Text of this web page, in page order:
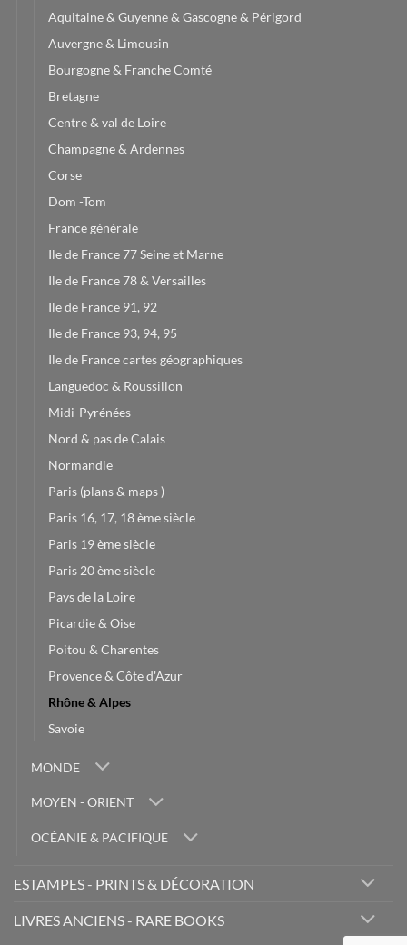
Aquitaine & Guyenne & Gascogne & Périgord
Auvergne & Limousin
Bourgogne & Franche Comté
Bretagne
Centre & val de Loire
Champagne & Ardennes
Corse
Dom -Tom
France générale
Ile de France 77 Seine et Marne
Ile de France 78 & Versailles
Ile de France 91, 92
Ile de France 93, 94, 95
Ile de France cartes géographiques
Languedoc & Roussillon
Midi-Pyrénées
Nord & pas de Calais
Normandie
Paris (plans & maps )
Paris 16, 17, 18 ème siècle
Paris 19 ème siècle
Paris 20 ème siècle
Pays de la Loire
Picardie & Oise
Poitou & Charentes
Provence & Côte d'Azur
Rhône & Alpes
Savoie
MONDE
MOYEN - ORIENT
OCÉANIE & PACIFIQUE
ESTAMPES - PRINTS & DÉCORATION
LIVRES ANCIENS - RARE BOOKS